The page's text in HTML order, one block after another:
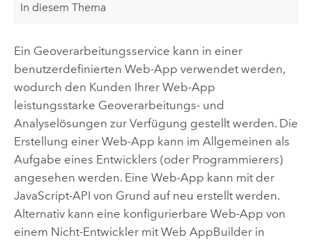
In diesem Thema
Ein Geoverarbeitungsservice kann in einer
benutzerdefinierten Web-App verwendet werden,
wodurch den Kunden Ihrer Web-App
leistungsstarke Geoverarbeitungs- und
Analyselösungen zur Verfügung gestellt werden. Die
Erstellung einer Web-App kann im Allgemeinen als
Aufgabe eines Entwicklers (oder Programmierers)
angesehen werden. Eine Web-App kann mit der
JavaScript-API von Grund auf neu erstellt werden.
Alternativ kann eine konfigurierbare Web-App von
einem Nicht-Entwickler mit Web AppBuilderin